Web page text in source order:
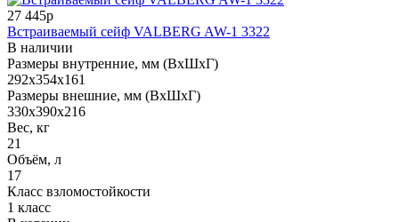
27 445р
Встраиваемый сейф VALBERG AW-1 3322
В наличии
Размеры внутренние, мм (ВхШхГ)
292x354x161
Размеры внешние, мм (ВхШхГ)
330x390x216
Вес, кг
21
Объём, л
17
Класс взломостойкости
1 класс